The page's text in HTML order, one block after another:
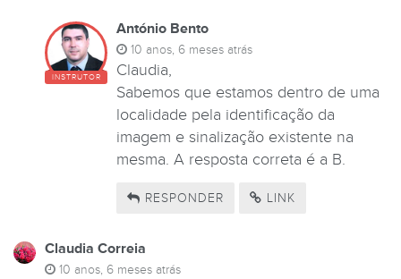
INSTRUTOR
António Bento
10 anos, 6 meses atrás
Claudia,
Sabemos que estamos dentro de uma
localidade pela identificação da
imagem e sinalização existente na
mesma. A resposta correta é a B.
RESPONDER LINK
Claudia Correia
10 anos, 6 meses atrás